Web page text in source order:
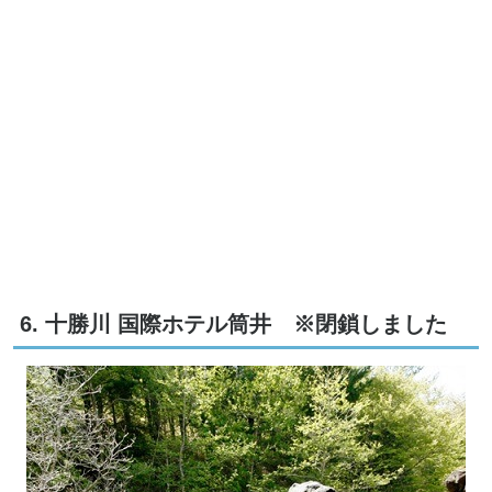
6. 十勝川 国際ホテル筒井 ※閉鎖しました